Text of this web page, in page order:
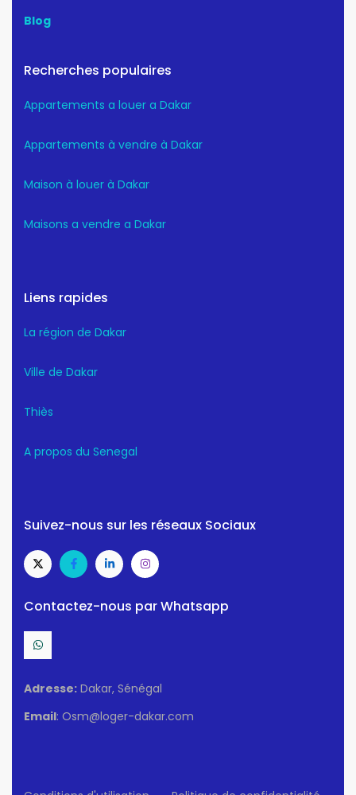
Blog
Recherches populaires
Appartements a louer a Dakar
Appartements à vendre à Dakar
Maison à louer à Dakar
Maisons a vendre a Dakar
Liens rapides
La région de Dakar
Ville de Dakar
Thiès
A propos du Senegal
Suivez-nous sur les réseaux Sociaux
Contactez-nous par Whatsapp
Adresse: Dakar, Sénégal
Email: Osm@loger-dakar.com